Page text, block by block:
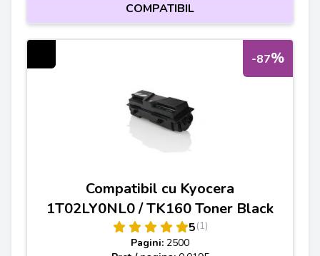
COMPATIBIL
-87%
Compatibil cu Kyocera
1T02LY0NL0 / TK160 Toner Black
5(1)
Pagini: 2500